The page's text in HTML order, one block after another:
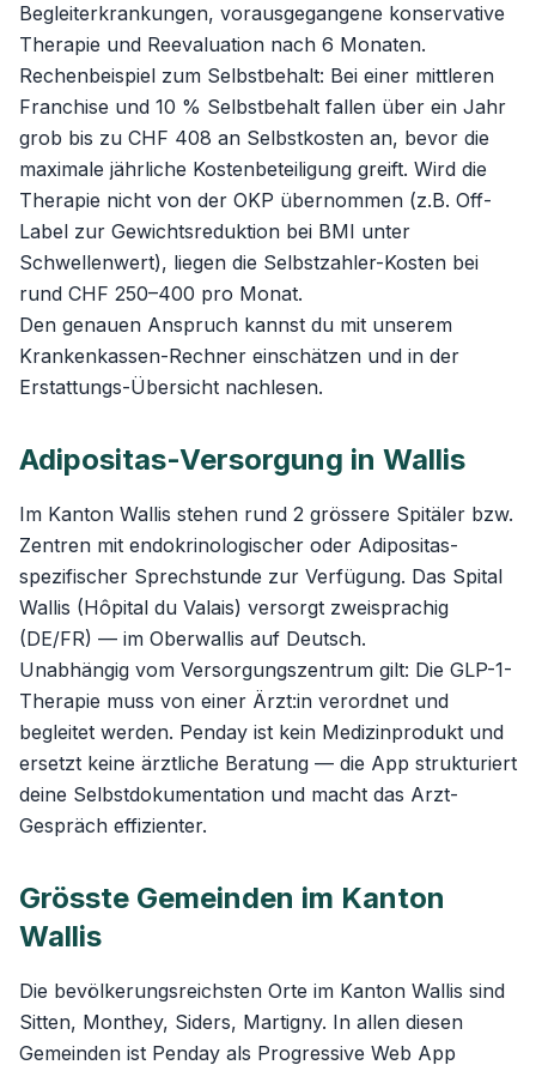
Begleiterkrankungen, vorausgegangene konservative
Therapie und Reevaluation nach 6 Monaten.
Rechenbeispiel zum Selbstbehalt: Bei einer mittleren
Franchise und 10 % Selbstbehalt fallen über ein Jahr
grob bis zu CHF 408 an Selbstkosten an, bevor die
maximale jährliche Kostenbeteiligung greift. Wird die
Therapie nicht von der OKP übernommen (z.B. Off-
Label zur Gewichtsreduktion bei BMI unter
Schwellenwert), liegen die Selbstzahler-Kosten bei
rund CHF 250–400 pro Monat.
Den genauen Anspruch kannst du mit unserem
Krankenkassen-Rechner einschätzen und in der
Erstattungs-Übersicht nachlesen.
Adipositas-Versorgung in Wallis
Im Kanton Wallis stehen rund 2 grössere Spitäler bzw.
Zentren mit endokrinologischer oder Adipositas-
spezifischer Sprechstunde zur Verfügung. Das Spital
Wallis (Hôpital du Valais) versorgt zweisprachig
(DE/FR) — im Oberwallis auf Deutsch.
Unabhängig vom Versorgungszentrum gilt: Die GLP-1-
Therapie muss von einer Ärzt:in verordnet und
begleitet werden. Penday ist kein Medizinprodukt und
ersetzt keine ärztliche Beratung — die App strukturiert
deine Selbstdokumentation und macht das Arzt-
Gespräch effizienter.
Grösste Gemeinden im Kanton
Wallis
Die bevölkerungsreichsten Orte im Kanton Wallis sind
Sitten, Monthey, Siders, Martigny. In allen diesen
Gemeinden ist Penday als Progressive Web App